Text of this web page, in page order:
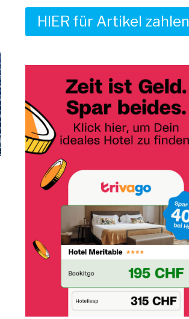
HIER für Artikel zahlen